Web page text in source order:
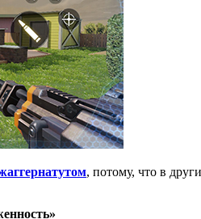
, потому, что в